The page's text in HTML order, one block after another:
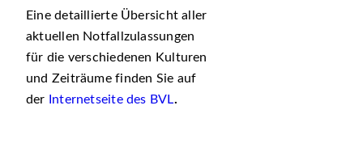
Eine detaillierte Übersicht aller
aktuellen Notfallzulassungen
für die verschiedenen Kulturen
und Zeiträume finden Sie auf
der
Internetseite des BVL.